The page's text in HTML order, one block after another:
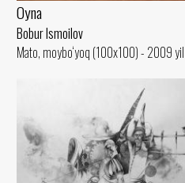
Oyna
Bobur Ismoilov
Mato, moybo‘yoq (100x100) - 2009 yil